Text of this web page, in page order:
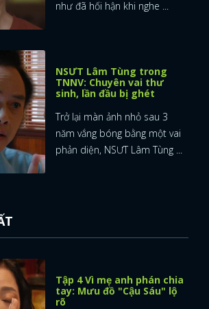
như đã hối hận khi nghe ...
NSƯT Lâm Tùng trong
TNNV: Chuyên vai thư
sinh, lần đầu bị ghét
Trở lại màn ảnh nhỏ sau 3
năm vắng bóng bằng một vai
phản diện, NSƯT Lâm Tùng ...
Tập 4 Vì mẹ anh phán chia
tay: Mưu đồ "Cậu Sáu" lộ
rõ